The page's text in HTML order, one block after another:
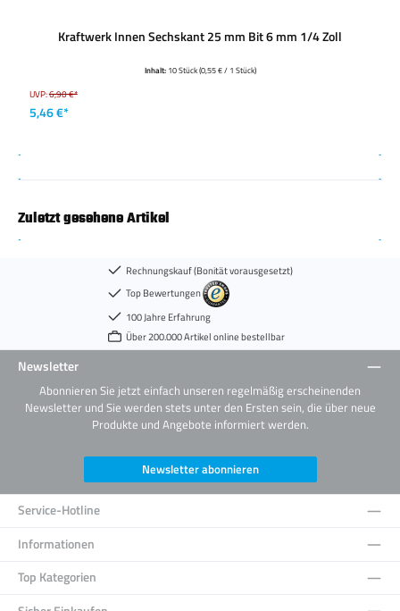
Kraftwerk Innen Sechskant 25 mm Bit 6 mm 1/4 Zoll
Inhalt: 10 Stück(0,55 € / 1 Stück)
UVP:6,90 €*
5,46 €*
Zuletzt gesehene Artikel
Rechnungskauf (Bonität vorausgesetzt)
Top Bewertungen
100 Jahre Erfahrung
Über 200.000 Artikel online bestellbar
Newsletter
Abonnieren Sie jetzt einfach unseren regelmäßig erscheinenden
Newsletter und Sie werden stets unter den Ersten sein, die über neue
Produkte und Angebote informiert werden.
Newsletter abonnieren
Service-Hotline
Informationen
Top Kategorien